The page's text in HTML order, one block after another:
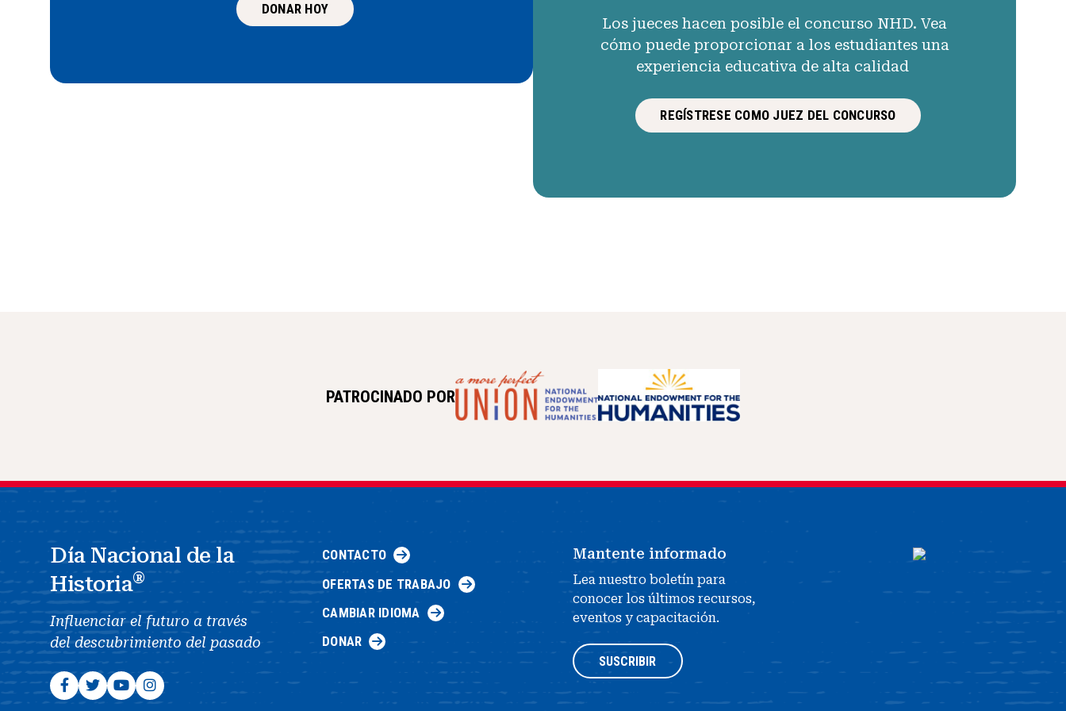
DONAR HOY
Los jueces hacen posible el concurso NHD. Vea
cómo puede proporcionar a los estudiantes una
experiencia educativa de alta calidad
REGÍSTRESE COMO JUEZ DEL CONCURSO
PATROCINADO POR
Día Nacional de la
Historia®
Influenciar el futuro a través
del descubrimiento del pasado
CONTACTO
OFERTAS DE TRABAJO
CAMBIAR IDIOMA
DONAR
Mantente informado
Lea nuestro boletín para
conocer los últimos recursos,
eventos y capacitación.
SUSCRIBIR